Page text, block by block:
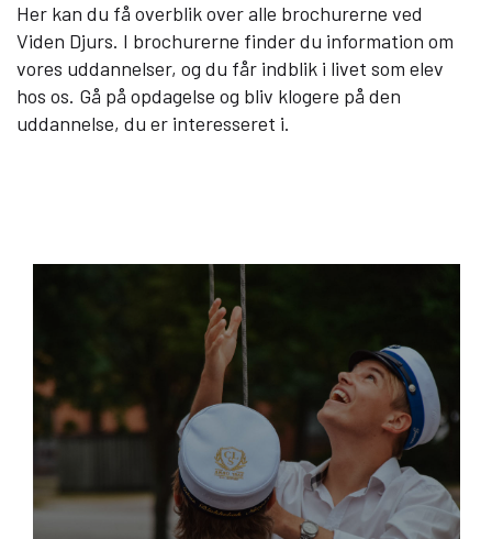
VID DETAIL
Elevuddannelser
VUC OG EFTERUDDANNELSE
VUC (HF-enkeltfag, AVU, FVU, OBU)
Efteruddannelse (AMU)
Om Viden Djurs
Læreplads og virksomheder
Mød os
Kontakt
Her kan du få overblik over alle brochurerne ved
Viden Djurs. I brochurerne finder du information om
vores uddannelser, og du får indblik i livet som elev
hos os. Gå på opdagelse og bliv klogere på den
uddannelse, du er interesseret i.